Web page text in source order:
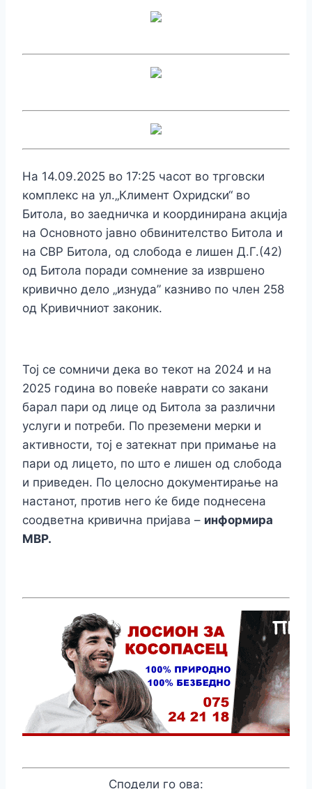
На 14.09.2025 во 17:25 часот во трговски
комплекс на ул.„Климент Охридски“ во
Битола, во заедничка и координирана акција
на Основното јавно обвинителство Битола и
на СВР Битола, од слобода е лишен Д.Г.(42)
од Битола поради сомнение за извршено
кривично дело „изнуда” казниво по член 258
од Кривичниот законик.
Тој се сомничи дека во текот на 2024 и на
2025 година во повеќе наврати со закани
барал пари од лице од Битола за различни
услуги и потреби. По преземени мерки и
активности, тој е затекнат при примање на
пари од лицето, по што е лишен од слобода
и приведен. По целосно документирање на
настанот, против него ќе биде поднесена
соодветна кривична пријава – информира
МВР.
Сподели го ова: